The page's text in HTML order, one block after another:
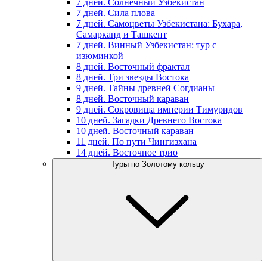
7 дней. Солнечный Узбекистан
7 дней. Сила плова
7 дней. Самоцветы Узбекистана: Бухара,
Самарканд и Ташкент
7 дней. Винный Узбекистан: тур с
изюминкой
8 дней. Восточный фрактал
8 дней. Три звезды Востока
9 дней. Тайны древней Согдианы
8 дней. Восточный караван
9 дней. Сокровища империи Тимуридов
10 дней. Загадки Древнего Востока
10 дней. Восточный караван
11 дней. По пути Чингизхана
14 дней. Восточное трио
Туры по Золотому кольцу